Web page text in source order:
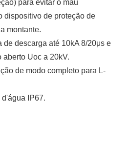
para evitar o mau
dispositivo de proteção de
montante.
de descarga até 10kA 8/20μs e
aberto Uoc a 20kV.
de modo completo para L-
IP67.